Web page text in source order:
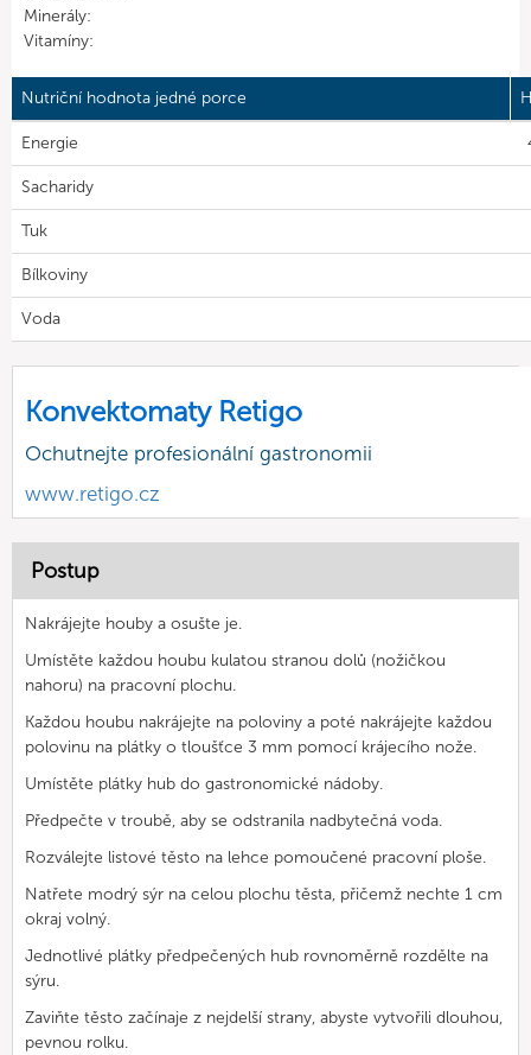
Minerály:
Vitamíny:
Nutriční hodnota jedné porce
Energie
Sacharidy
Tuk
Bílkoviny
Voda
Konvektomaty Retigo
Ochutnejte profesionální gastronomii
www.retigo.cz
Postup
Nakrájejte houby a osušte je.
Umístěte každou houbu kulatou stranou dolů (nožičkou
nahoru) na pracovní plochu.
Každou houbu nakrájejte na poloviny a poté nakrájejte každou
polovinu na plátky o tloušťce 3 mm pomocí krájecího nože.
Umístěte plátky hub do gastronomické nádoby.
Předpečte v troubě, aby se odstranila nadbytečná voda.
Rozválejte listové těsto na lehce pomoučené pracovní ploše.
Natřete modrý sýr na celou plochu těsta, přičemž nechte 1 cm
okraj volný.
Jednotlivé plátky předpečených hub rovnoměrně rozdělte na
sýru.
Zaviňte těsto začínaje z nejdelší strany, abyste vytvořili dlouhou,
pevnou rolku.